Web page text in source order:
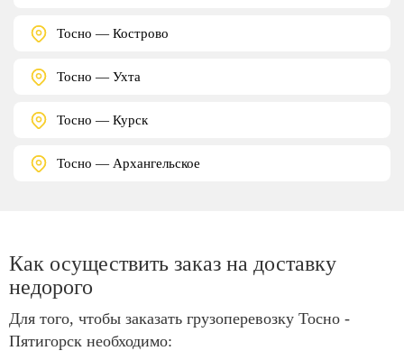
Тосно — Кострово
Тосно — Ухта
Тосно — Курск
Тосно — Архангельское
Как осуществить заказ на доставку
недорого
Для того, чтобы заказать грузоперевозку Тосно -
Пятигорск необходимо: